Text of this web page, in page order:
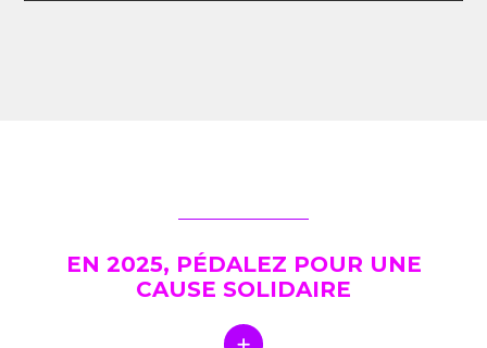
EN 2025, PÉDALEZ POUR UNE
CAUSE SOLIDAIRE